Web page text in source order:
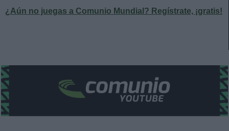
¿Aún no juegas a Comunio Mundial? Regístrate, ¡gratis!